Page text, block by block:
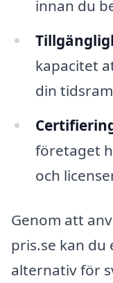
innan du
kapacitet
din
företaget
och
Genom att
pris.se kan du
alternativ för